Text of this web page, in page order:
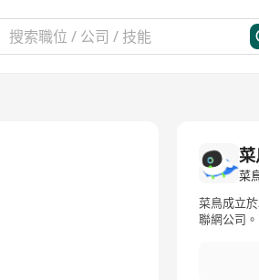
菜
菜鳥成立
聯網公司
新、開拓
心，菜鳥